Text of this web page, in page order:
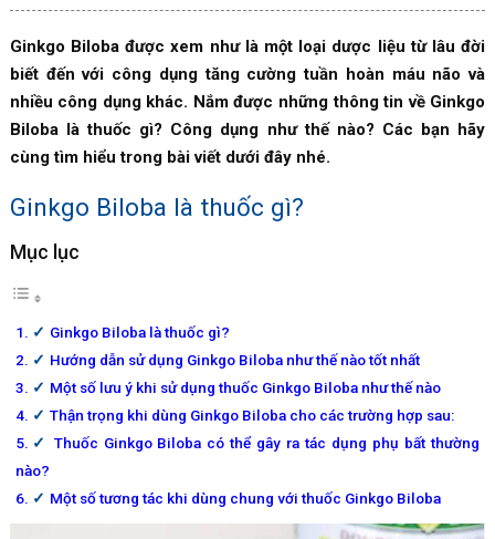
Ginkgo Biloba được xem như là một loại dược liệu từ lâu đời
biết đến với công dụng tăng cường tuần hoàn máu não và
nhiều công dụng khác. Nắm được những thông tin về Ginkgo
Biloba là thuốc gì? Công dụng như thế nào? Các bạn hãy
cùng tìm hiểu trong bài viết dưới đây nhé.
Ginkgo Biloba là thuốc gì?
Mục lục
Ginkgo Biloba là thuốc gì?
Hướng dẫn sử dụng Ginkgo Biloba như thế nào tốt nhất
Một số lưu ý khi sử dụng thuốc Ginkgo Biloba như thế nào
Thận trọng khi dùng Ginkgo Biloba cho các trường hợp sau:
Thuốc Ginkgo Biloba có thể gây ra tác dụng phụ bất thường
nào?
Một số tương tác khi dùng chung với thuốc Ginkgo Biloba